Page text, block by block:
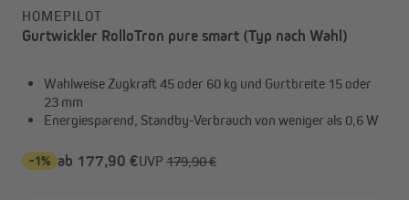
HOMEPILOT
Gurtwickler RolloTron pure smart (Typ nach Wahl)
Wahlweise Zugkraft 45 oder 60 kg und Gurtbreite 15 oder
23 mm
Energiesparend, Standby-Verbrauch von weniger als 0,6 W
-1% ab 177,90 €UVP 179,90 €